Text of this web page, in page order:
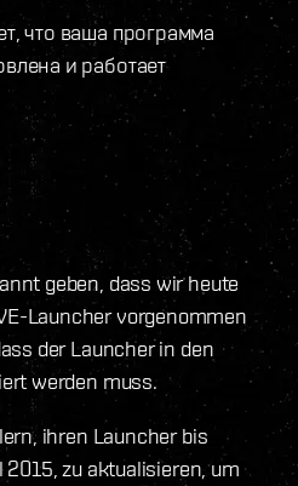
что ваша программа
и работает
geben, dass wir heute
Launcher vorgenommen
der Launcher in den
werden muss.
ihren Launcher bis
zu aktualisieren, um